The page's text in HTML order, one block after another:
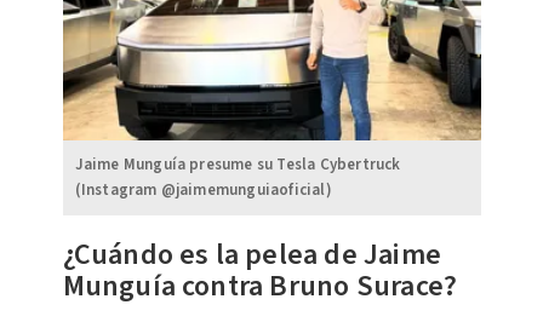
Jaime Munguía presume su Tesla Cybertruck
(Instagram @jaimemunguiaoficial)
¿Cuándo es la pelea de Jaime
Munguía contra Bruno Surace?